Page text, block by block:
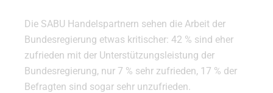
Die SABU Handelspartnern sehen die Arbeit der
Bundesregierung etwas kritischer: 42 % sind eher
zufrieden mit der Unterstützungsleistung der
Bundesregierung, nur 7 % sehr zufrieden, 17 % der
Befragten sind sogar sehr unzufrieden.